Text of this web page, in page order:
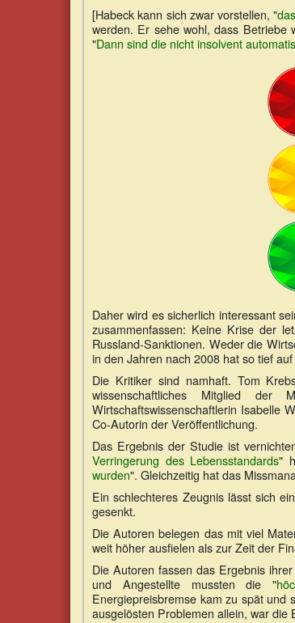
[Habeck kann sich zwar vorstellen, "
werden. Er sehe wohl, dass Betriebe
"Dann sind die nicht insolvent
Daher wird es sicherlich interessant
zusammenfassen: Keine Krise der
Russland-Sanktionen. Weder die
in den Jahren nach 2008 hat so tief
Die Kritiker sind namhaft. Tom
wissenschaftliches Mitglied
Wirtschaftswissenschaftlerin Isabelle
Co-Autorin der Veröffentlichung.
Das Ergebnis der Studie ist
Verringerung des Lebensstandards"
wurden". Gleichzeitig hat das
Ein schlechteres Zeugnis lässt sich
gesenkt.
Die Autoren belegen das mit viel
weit höher ausfielen als zur Zeit der
Die Autoren fassen das Ergebnis
und Angestellte mussten die "
Energiepreisbremse kam zu spät und
ausgelösten Problemen allein, war die